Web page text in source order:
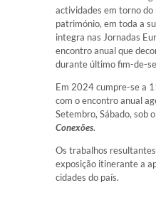
actividades em torno
património, em toda a
integra nas Jornadas
encontro anual que
durante último fim-de-
Em 2024 cumpre-se a
com o encontro anual
Setembro, Sábado, sob
Conexões.
Os trabalhos
exposição itinerante a
cidades do país.